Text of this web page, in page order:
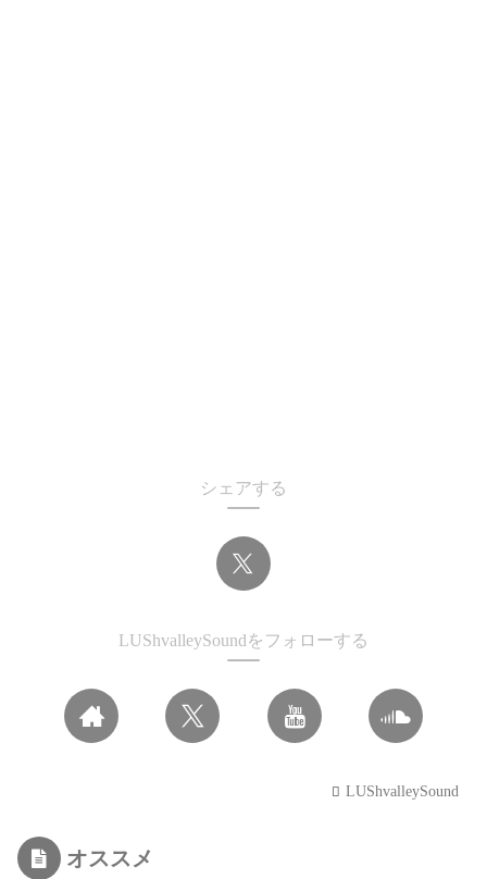
シェアする
LUShvalleySoundをフォローする
LUShvalleySound
オススメ